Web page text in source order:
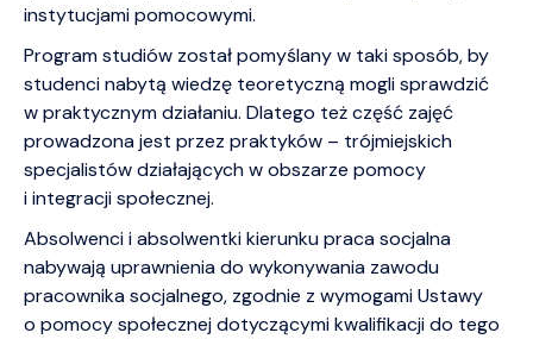
instytucjami pomocowymi.
Program studiów został pomyślany w taki sposób, by
studenci nabytą wiedzę teoretyczną mogli sprawdzić
w praktycznym działaniu. Dlatego też część zajęć
prowadzona jest przez praktyków – trójmiejskich
specjalistów działających w obszarze pomocy
i integracji społecznej.
Absolwenci i absolwentki kierunku praca socjalna
nabywają uprawnienia do wykonywania zawodu
pracownika socjalnego, zgodnie z wymogami Ustawy
o pomocy społecznej dotyczącymi kwalifikacji do tego